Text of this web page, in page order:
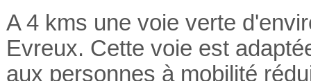
A 4 kms une voie verte
Evreux. Cette voie est
aux personnes à mobilité